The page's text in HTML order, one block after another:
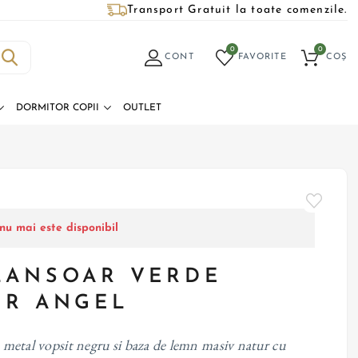
Transport Gratuit la toate comenzile.
CONT FAVORITE
0
COȘ
0
DORMITOR COPII OUTLET
mai este disponibil
VERDE
ANGEL
vopsit negru si baza de lemn masiv natur cu